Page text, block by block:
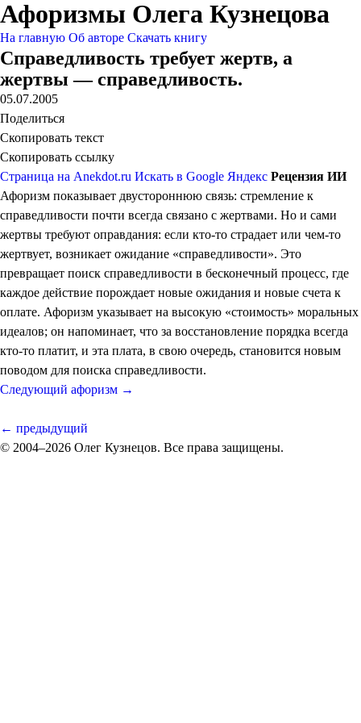
Афоризмы Олега Кузнецова
На главную Об авторе Скачать книгу
Справедливость требует жертв, а
жертвы — справедливость.
05.07.2005
Поделиться
Скопировать текст
Скопировать ссылку
Страница на Anekdot.ru Искать в Google Яндекс Рецензия ИИ
Афоризм показывает двустороннюю связь: стремление к
справедливости почти всегда связано с жертвами. Но и сами
жертвы требуют оправдания: если кто-то страдает или чем-то
жертвует, возникает ожидание «справедливости». Это
превращает поиск справедливости в бесконечный процесс, где
каждое действие порождает новые ожидания и новые счета к
оплате. Афоризм указывает на высокую «стоимость» моральных
идеалов; он напоминает, что за восстановление порядка всегда
кто-то платит, и эта плата, в свою очередь, становится новым
поводом для поиска справедливости.
Следующий афоризм →
← предыдущий
© 2004–2026 Олег Кузнецов. Все права защищены.